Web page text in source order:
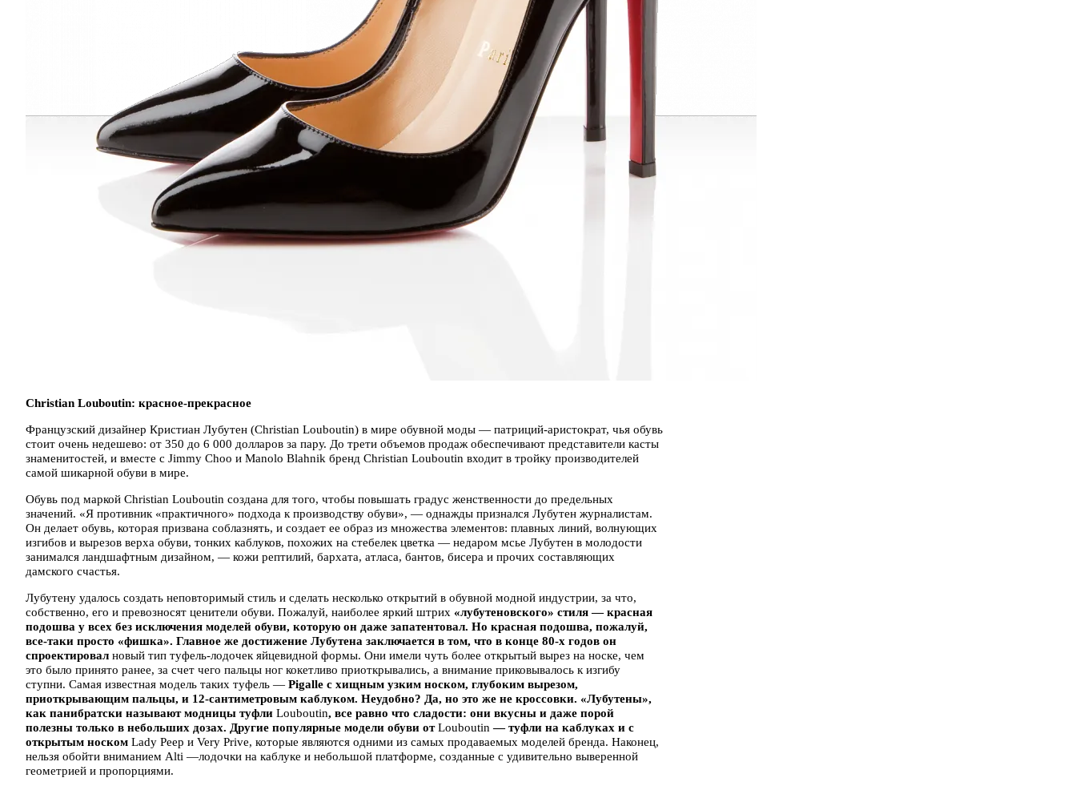
Christian Louboutin: красное-прекрасное
Французский дизайнер Кристиан Лубутен (Christian Louboutin) в мире обувной моды — патриций-аристократ, чья обувь
стоит очень недешево: от 350 до 6 000 долларов за пару. До трети объемов продаж обеспечивают представители касты
знаменитостей, и вместе с Jimmy Choo и Manolo Blahnik бренд Christian Louboutin входит в тройку производителей
самой шикарной обуви в мире.
Обувь под маркой Christian Louboutin создана для того, чтобы повышать градус женственности до предельных
значений. «Я противник «практичного» подхода к производству обуви», — однажды признался Лубутен журналистам.
Он делает обувь, которая призвана соблазнять, и создает ее образ из множества элементов: плавных линий, волнующих
изгибов и вырезов верха обуви, тонких каблуков, похожих на стебелек цветка — недаром мсье Лубутен в молодости
занимался ландшафтным дизайном, — кожи рептилий, бархата, атласа, бантов, бисера и прочих составляющих
дамского счастья.
Лубутену удалось создать неповторимый стиль и сделать несколько открытий в обувной модной индустрии, за что,
собственно, его и превозносят ценители обуви. Пожалуй, наиболее яркий штрих «лубутеновского» стиля — красная
подошва у всех без исключения моделей обуви, которую он даже запатентовал. Но красная подошва, пожалуй,
все-таки просто «фишка». Главное же достижение Лубутена заключается в том, что в конце 80-х годов он
спроектировал новый тип туфель-лодочек яйцевидной формы. Они имели чуть более открытый вырез на носке, чем
это было принято ранее, за счет чего пальцы ног кокетливо приоткрывались, а внимание приковывалось к изгибу
ступни. Самая известная модель таких туфель — Pigalle с хищным узким носком, глубоким вырезом,
приоткрывающим пальцы, и 12-сантиметровым каблуком. Неудобно? Да, но это же не кроссовки. «Лубутены»,
как панибратски называют модницы туфли Louboutin, все равно что сладости: они вкусны и даже порой
полезны только в небольших дозах. Другие популярные модели обуви отLouboutin — туфли на каблуках и с
открытым носком Lady Peep и Very Prive, которые являются одними из самых продаваемых моделей бренда. Наконец,
нельзя обойти вниманием Alti —лодочки на каблуке и небольшой платформе, созданные с удивительно выверенной
геометрией и пропорциями.